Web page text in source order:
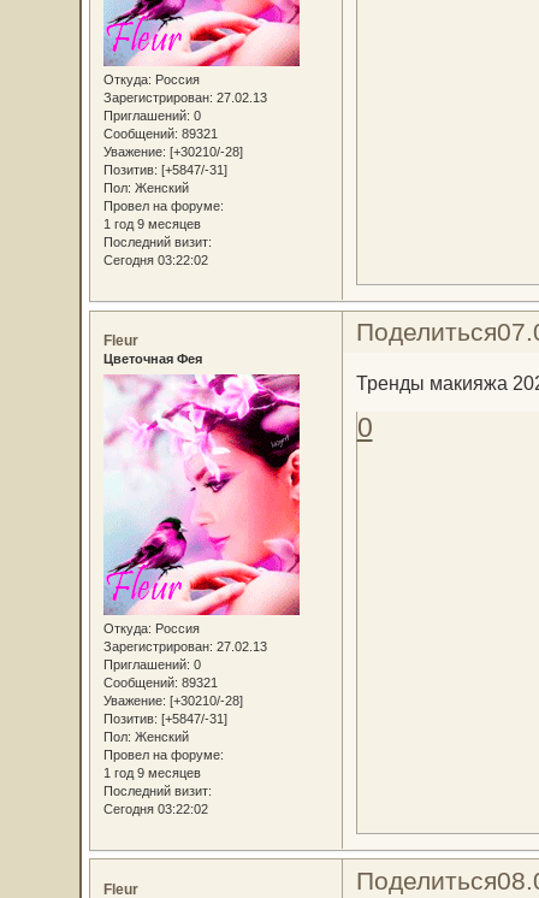
Откуда: Россия
Зарегистрирован: 27.02.13
Приглашений: 0
Сообщений: 89321
Уважение: [+30210/-28]
Позитив: [+5847/-31]
Пол: Женский
Провел на форуме:
1 год 9 месяцев
Последний визит:
Сегодня 03:22:02
Поделиться
Fleur
Цветочная Фея
Откуда: Россия
Зарегистрирован: 27.02.13
Приглашений: 0
Сообщений: 89321
Уважение: [+30210/-28]
Позитив: [+5847/-31]
Пол: Женский
Провел на форуме:
1 год 9 месяцев
Последний визит:
Сегодня 03:22:02
Тренды макияжа
0
Поделиться
Fleur